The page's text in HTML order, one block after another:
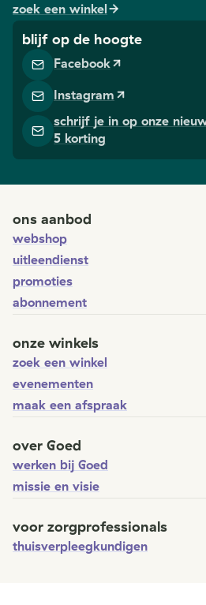
zoek een winkel
blijf op de hoogte
Facebook
Instagram
schrijf je in op onze
5 korting
ons aanbod
webshop
uitleendienst
promoties
abonnement
onze winkels
zoek een winkel
evenementen
maak een afspraak
over Goed
werken bij Goed
missie en visie
voor zorgprofessionals
thuisverpleegkundigen